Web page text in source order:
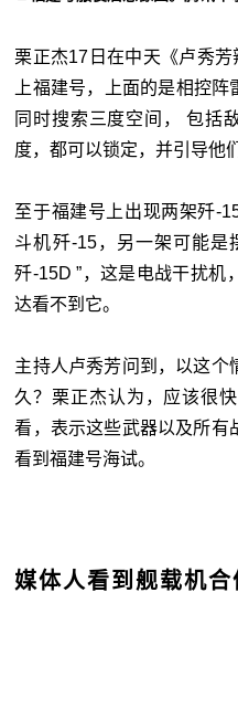
栗正杰17日在中天《卢秀
上福建号，上面的是相控
同时搜索三度空间， 包括
度，都可以锁定，并引导他
至于福建号上出现两架歼-
斗机歼-15，另一架可能是
歼-15D ”，这是电战干扰机
达看不到它。
主持人卢秀芳问到，以这个
久？栗正杰认为，应该很
看，表示这些武器以及所有
看到福建号海试。
媒体人看到舰载机